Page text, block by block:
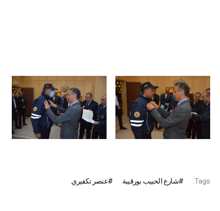
Tags: شارع الحبيب بورقيبة عنصر تكفيري